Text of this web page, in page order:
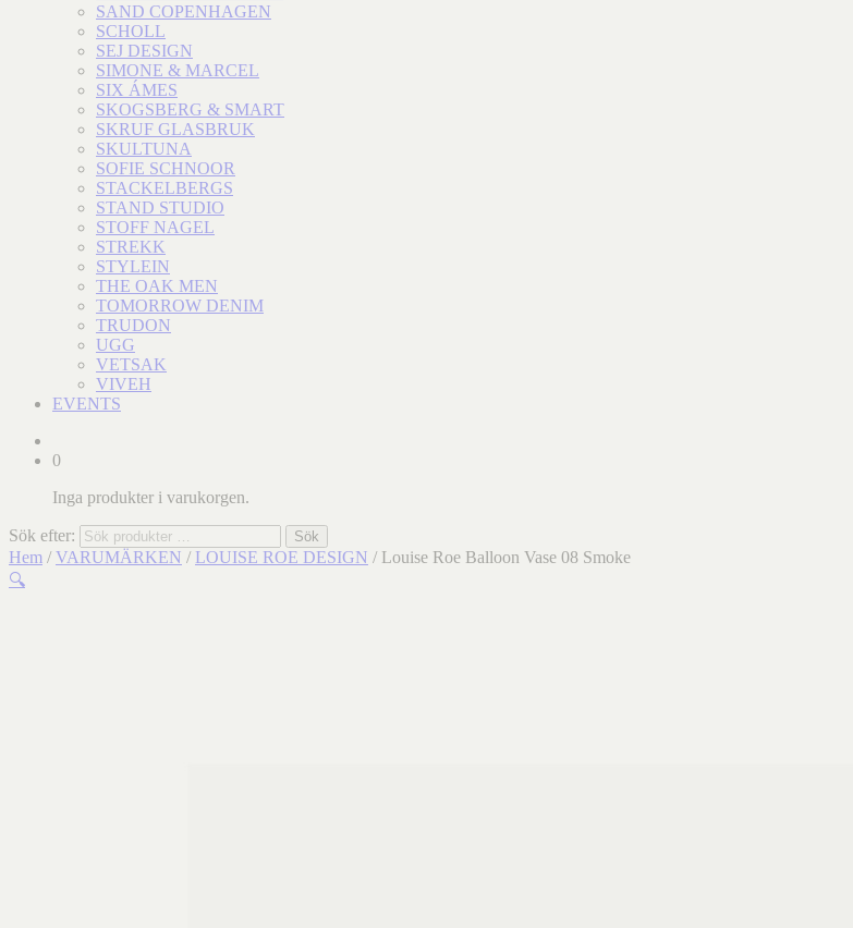
SAND COPENHAGEN
SCHOLL
SEJ DESIGN
SIMONE & MARCEL
SIX ÁMES
SKOGSBERG & SMART
SKRUF GLASBRUK
SKULTUNA
SOFIE SCHNOOR
STACKELBERGS
STAND STUDIO
STOFF NAGEL
STREKK
STYLEIN
THE OAK MEN
TOMORROW DENIM
TRUDON
UGG
VETSAK
VIVEH
EVENTS
0
Inga produkter i varukorgen.
Sök efter: Sök
Hem / VARUMÄRKEN / LOUISE ROE DESIGN / Louise Roe Balloon Vase 08 Smoke
🔍